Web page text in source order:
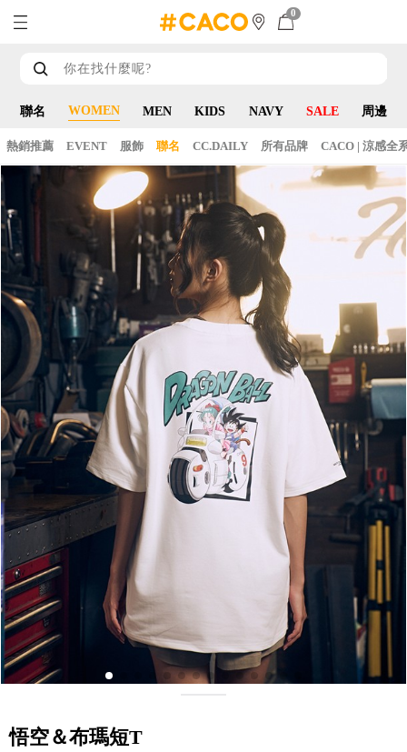
0
聯名 WOMEN MEN KIDS NAVY SALE 周邊
熱銷推薦 EVENT 服飾 聯名 CC.DAILY 所有品牌 CACO | 涼感全
悟空＆布瑪短T